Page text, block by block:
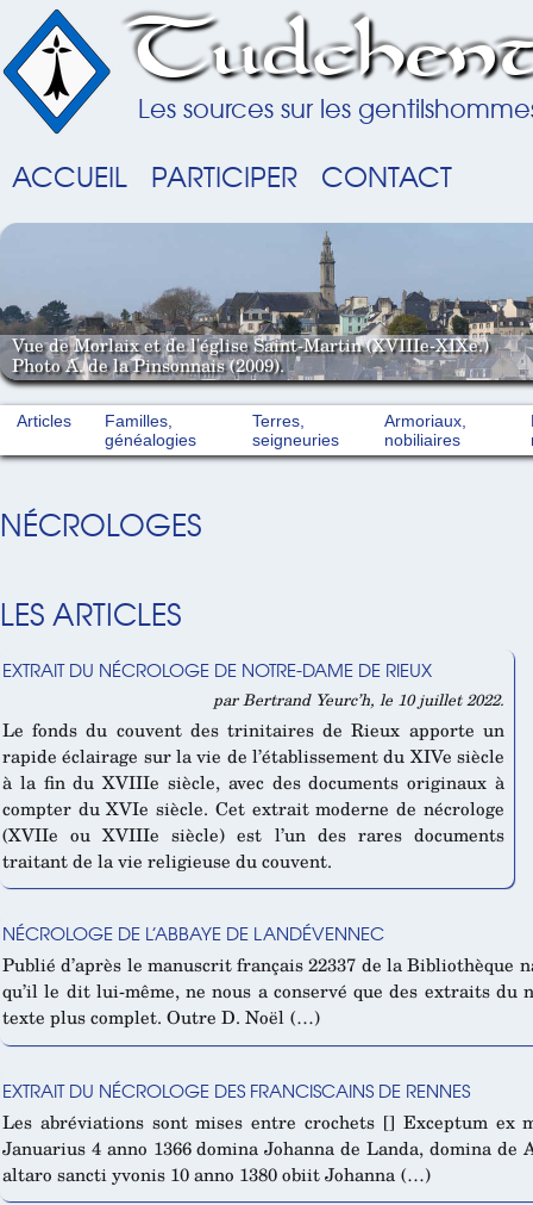
Les sources sur les
ACCUEIL PARTICIPER CONTACT
Vue de Morlaix et de l'église Saint-Martin (XVIIIe-XIXe.)
Photo A. de la Pinsonnais (2009).
Articles
Familles,
généalogies
Terres,
seigneuries
Armoriaux,
nobiliaires
NÉCROLOGES
LES ARTICLES
EXTRAIT DU NÉCROLOGE DE NOTRE-DAME DE RIEUX
par Bertrand Yeurc’h, le 10 juillet 2022.
Le fonds du couvent des trinitaires de Rieux apporte un
rapide éclairage sur la vie de l’établissement du XIVe siècle
à la fin du XVIIIe siècle, avec des documents originaux à
compter du XVIe siècle. Cet extrait moderne de nécrologe
(XVIIe ou XVIIIe siècle) est l’un des rares documents
traitant de la vie religieuse du couvent.
NÉCROLOGE DE L’ABBAYE DE LANDÉVENNEC
Publié d’après le manuscrit français 22337 de la Bibliothèque
qu’il le dit lui-même, ne nous a conservé que des extraits du
texte plus complet. Outre D. Noël (…)
EXTRAIT DU NÉCROLOGE DES FRANCISCAINS DE RENNES
Les abréviations sont mises entre crochets [] Exceptum ex
Januarius 4 anno 1366 domina Johanna de Landa, domina
altaro sancti yvonis 10 anno 1380 obiit Johanna (…)